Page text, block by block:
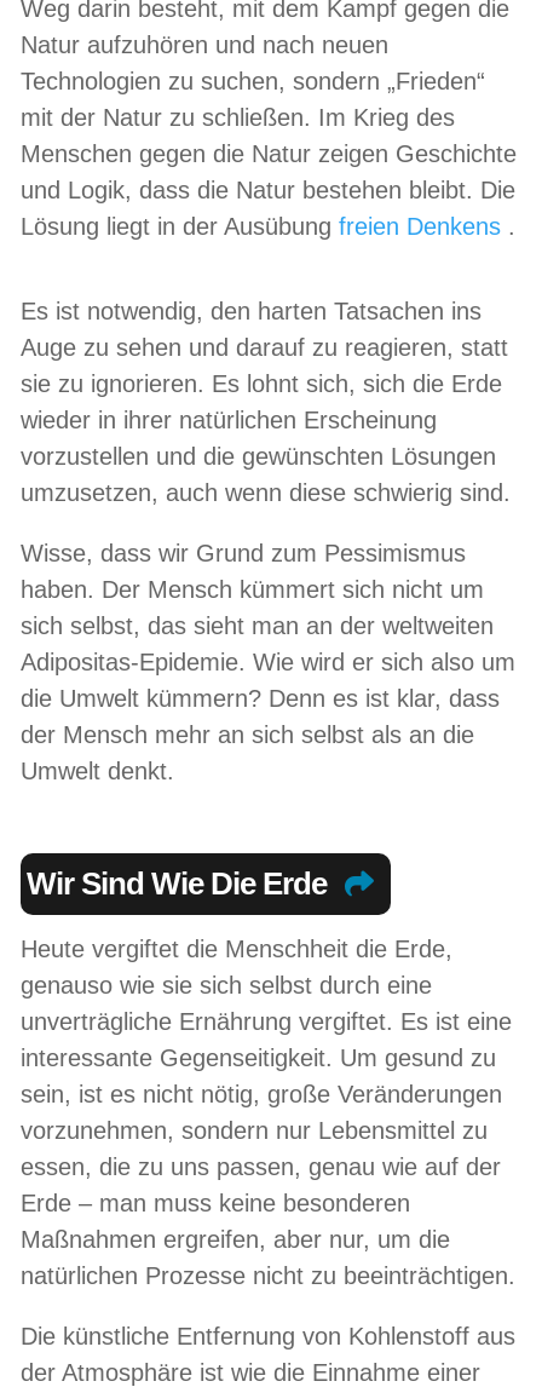
Weg darin besteht, mit dem Kampf gegen die
Natur aufzuhören und nach neuen
Technologien zu suchen, sondern „Frieden“
mit der Natur zu schließen. Im Krieg des
Menschen gegen die Natur zeigen Geschichte
und Logik, dass die Natur bestehen bleibt. Die
Lösung liegt in der Ausübung freien Denkens .
Es ist notwendig, den harten Tatsachen ins
Auge zu sehen und darauf zu reagieren, statt
sie zu ignorieren. Es lohnt sich, sich die Erde
wieder in ihrer natürlichen Erscheinung
vorzustellen und die gewünschten Lösungen
umzusetzen, auch wenn diese schwierig sind.
Wisse, dass wir Grund zum Pessimismus
haben. Der Mensch kümmert sich nicht um
sich selbst, das sieht man an der weltweiten
Adipositas-Epidemie. Wie wird er sich also um
die Umwelt kümmern? Denn es ist klar, dass
der Mensch mehr an sich selbst als an die
Umwelt denkt.
Wir Sind Wie Die Erde
Heute vergiftet die Menschheit die Erde,
genauso wie sie sich selbst durch eine
unverträgliche Ernährung vergiftet. Es ist eine
interessante Gegenseitigkeit. Um gesund zu
sein, ist es nicht nötig, große Veränderungen
vorzunehmen, sondern nur Lebensmittel zu
essen, die zu uns passen, genau wie auf der
Erde – man muss keine besonderen
Maßnahmen ergreifen, aber nur, um die
natürlichen Prozesse nicht zu beeinträchtigen.
Die künstliche Entfernung von Kohlenstoff aus
der Atmosphäre ist wie die Einnahme einer